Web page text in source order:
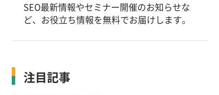
SEO最新情報やセミナー開催のお知らせな
ど、お役立ち情報を無料でお届けします。
注目記事